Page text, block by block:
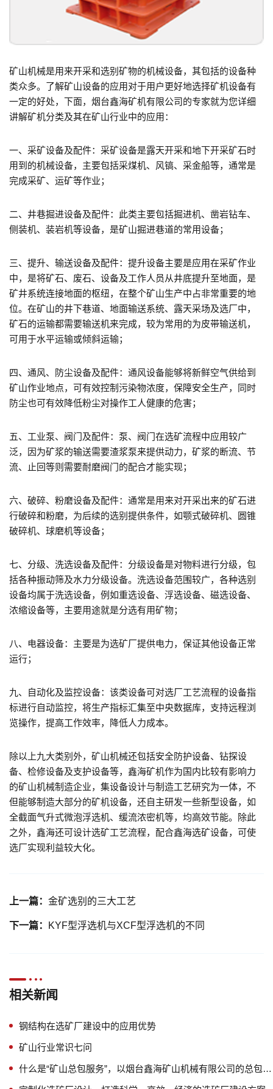
矿山机械是用来开采和选别矿物的机械设备，其包括的设备种
类众多。了解矿山设备的应用对于用户更好地选择矿机设备有
一定的好处，下面，烟台鑫海矿机有限公司的专家就为您详细
讲解矿机分类及其在矿山行业中的应用：
一、采矿设备及配件：采矿设备是露天开采和地下开采矿石时
用到的机械设备，主要包括采煤机、风镐、采金船等，通常是
完成采矿、运矿等作业；
二、井巷掘进设备及配件：此类主要包括掘进机、凿岩钻车、
侧装机、装岩机等设备，是矿山掘进巷道的常用设备；
三、提升、输送设备及配件：提升设备主要是应用在采矿作业
中，是将矿石、废石、设备及工作人员从井底提升至地面，是
矿井系统连接地面的枢纽，在整个矿山生产中占非常重要的地
位。在矿山的井下巷道、地面输送系统、露天采场及选厂中，
矿石的运输都需要输送机来完成，较为常用的为皮带输送机，
可用于水平运输或倾斜运输；
四、通风、防尘设备及配件：通风设备能够将新鲜空气供给到
矿山作业地点，可有效控制污染物浓度，保障安全生产，同时
防尘也可有效降低粉尘对操作工人健康的危害；
五、工业泵、阀门及配件：泵、阀门在选矿流程中应用较广
泛，因为矿浆的输送需要渣浆泵来提供动力，矿浆的断流、节
流、止回等则需要耐磨阀门的配合才能实现；
六、破碎、粉磨设备及配件：通常是用来对开采出来的矿石进
行破碎和粉磨，为后续的选别提供条件，如颚式破碎机、圆锥
破碎机、球磨机等设备；
七、分级、洗选设备及配件：分级设备是对物料进行分级，包
括各种振动筛及水力分级设备。洗选设备范围较广，各种选别
设备均属于洗选设备，例如重选设备、浮选设备、磁选设备、
浓缩设备等，主要用途就是分选有用矿物；
八、电器设备：主要是为选矿厂提供电力，保证其他设备正常
运行；
九、自动化及监控设备：该类设备可对选厂工艺流程的设备指
标进行自动监控，将生产指标汇集至中央数据库，支持远程浏
览操作，提高工作效率，降低人力成本。
除以上九大类别外，矿山机械还包括安全防护设备、钻探设
备、检修设备及支护设备等，鑫海矿机作为国内比较有影响力
的矿山机械制造企业，集设备设计与制造工艺研究为一体，不
但能够制造大部分的矿机设备，还自主研发一些新型设备，如
全截面气升式微泡浮选机、缓流浓密机等，均高效节能。除此
之外，鑫海还可设计选矿工艺流程，配合鑫海选矿设备，可使
选厂实现利益较大化。
上一篇： 金矿选别的三大工艺
下一篇： KYF型浮选机与XCF型浮选机的不同
相关新闻
钢结构在选矿厂建设中的应用优势
矿山行业常识七问
什么是“矿山总包服务”，以烟台鑫海矿山机械有限公司的总包服务为例